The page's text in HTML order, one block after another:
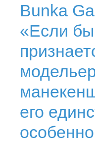
Bunka
«Если бы
его